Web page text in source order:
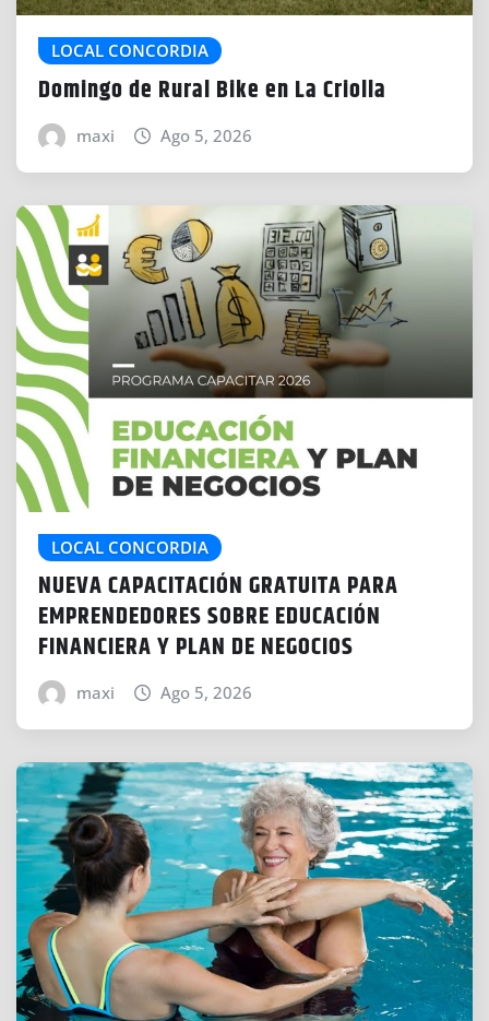
LOCAL CONCORDIA
Domingo de Rural Bike en La Criolla
maxi Ago 5, 2026
LOCAL CONCORDIA
NUEVA CAPACITACIÓN GRATUITA PARA
EMPRENDEDORES SOBRE EDUCACIÓN
FINANCIERA Y PLAN DE NEGOCIOS
maxi Ago 5, 2026